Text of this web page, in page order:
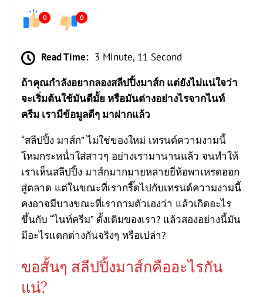
0 0
Read Time: 3 Minute, 11 Second
ถ้าคุณกำลังอยากลองสลีปปิ้งมาส์ก แต่ยังไม่แน่ใจว่า
จะเริ่มต้นใช้มันดีมั้ย หรือมันต่างอย่างไรจากไนท์
ครีม เรามีข้อมูลดีๆ มาฝากแล้ว
“สลีปปิ้ง มาส์ก” ไม่ใช่ของใหม่ เทรนด์ความงามนี้
โหมกระหน่ำใส่สาวๆ อย่างเรามานานแล้ว จนทำให้
เราเห็นสลีปปิ้ง มาส์กมากมายหลายยี่ห้อพาเหรดออก
สู่ตลาด แต่ในขณะที่เรากรี๊ดไปกับเทรนด์ความงามนี้
คงอาจมีบางขณะที่เราถามตัวเองว่า แล้วเกิดอะไร
ขึ้นกับ “ไนท์ครีม” ดั้งเดิมของเรา? แล้วสองอย่างนี้มัน
มีอะไรแตกต่างกันจริงๆ หรือเปล่า?
ขอสั้นๆ สลีปปิ้งมาส์กคืออะไรกัน
แน่?